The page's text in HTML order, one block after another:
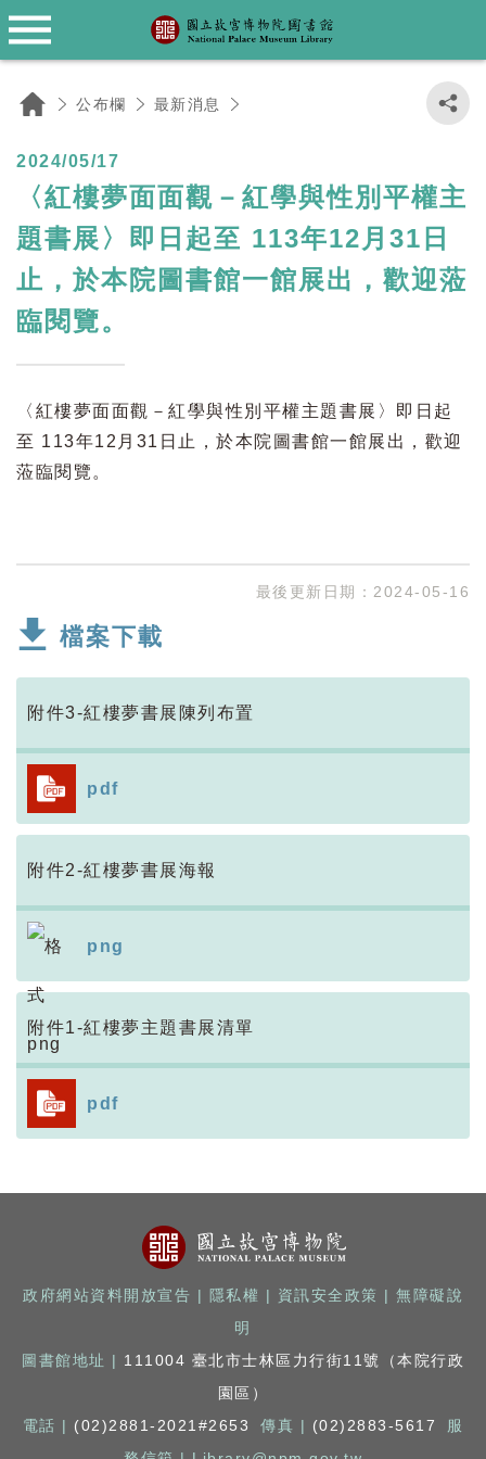
關於本館
閱覽規定
資料閱覽抄錄複製收費標準
館舍配置
開放時間
館藏目錄
資料庫檢索
故宮文物月刊、學術季刊資料庫
電子資料庫
中、外文電子書
西文電子期刊
薦購圖書資料
館際合作
公布欄
常見問題
Language
故宮網站
公布欄 最新消息
113年12月31日止，於本院圖書館一館展出，歡迎蒞臨
閱覽。
2024/05/17
〈紅樓夢面面觀－紅學與性別平權主
題書展〉即日起至 113年12月31日
止，於本院圖書館一館展出，歡迎蒞
臨閱覽。
〈紅樓夢面面觀－紅學與性別平權主題書展〉即日起
至 113年12月31日止，於本院圖書館一館展出，歡迎
蒞臨閱覽。
最後更新日期： 2024-05-16
檔案下載
附件3-紅樓夢書展陳列布置
pdf
附件2-紅樓夢書展海報
png
附件1-紅樓夢主題書展清單
pdf
政府網站資料開放宣告 隱私權 資訊安全政策
無障礙說
明
圖書館地址 | 111004 臺北市士林區力行街11號（本院行政
園區）
電話 | (02)2881-2021#2653 傳真 | (02)2883-5617
服